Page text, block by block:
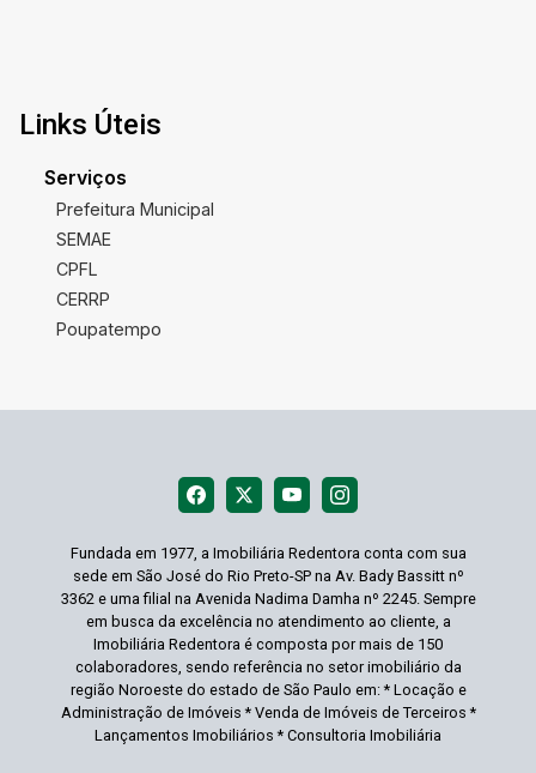
Links Úteis
Serviços
Prefeitura Municipal
SEMAE
CPFL
CERRP
Poupatempo
Fundada em 1977, a Imobiliária Redentora conta com sua
sede em São José do Rio Preto-SP na Av. Bady Bassitt nº
3362 e uma filial na Avenida Nadima Damha nº 2245. Sempre
em busca da excelência no atendimento ao cliente, a
Imobiliária Redentora é composta por mais de 150
colaboradores, sendo referência no setor imobiliário da
região Noroeste do estado de São Paulo em: * Locação e
Administração de Imóveis * Venda de Imóveis de Terceiros *
Lançamentos Imobiliários * Consultoria Imobiliária